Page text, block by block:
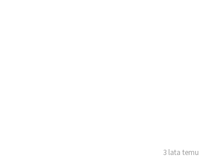
3 lata temu